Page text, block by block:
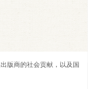
版商的社会贡献，以及国